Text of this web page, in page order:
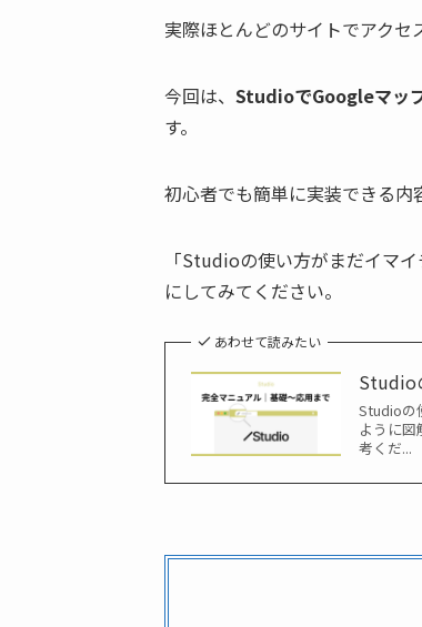
実際ほとんどのサイトでアクセ
今回は、 StudioでGoogleマッ
す。
初心者でも簡単に実装できる内
「Studioの使い方がまだイマ
にしてみてください。
あわせて読みたい
Studio
Studioの
ように
考くだ...